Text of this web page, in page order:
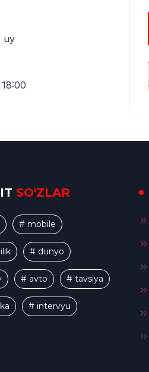
uy
SO'ZLAR
# mobile
# dunyo
# avto # tavsiya
# intervyu